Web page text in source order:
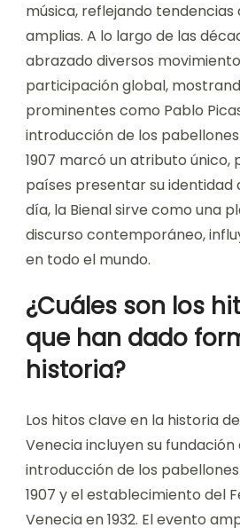
música, reflejando tendencias
amplias. A lo largo de las
abrazado diversos
participación global,
prominentes como Pablo
introducción de los
1907 marcó un atributo único,
países presentar su identidad
día, la Bienal sirve como una
discurso contemporáneo,
en todo el mundo.
¿Cuáles son los
que han dado
historia?
Los hitos clave en la historia
Venecia incluyen su fundación
introducción de los
1907 y el establecimiento del
Venecia en 1932. El evento